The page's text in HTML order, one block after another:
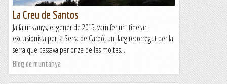
La Creu de Santos
Ja fa uns anys, el gener de 2015, vam fer un itinerari
excursionista per la Serra de Cardó, un llarg recorregut per la
serra que passava per onze de les moltes...
Blog de muntanya